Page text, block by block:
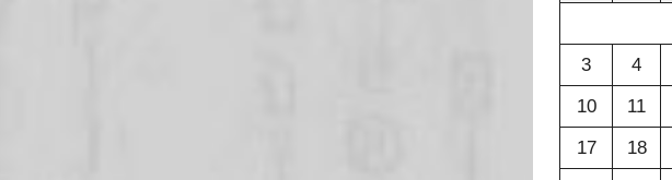
3
4
10
11
17
18